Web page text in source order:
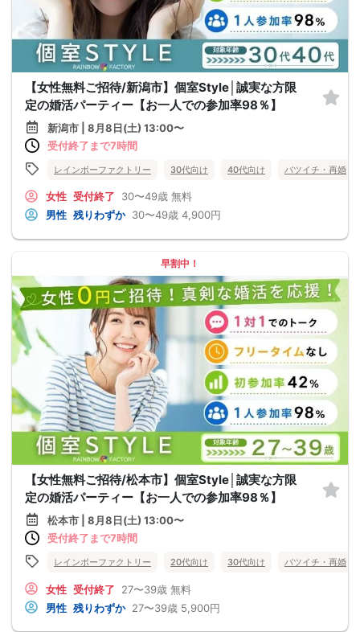
【女性無料ご招待/新潟市】個室Style│誠実な方限
定の婚活パーティー【お一人での参加率98％】
新潟市 | 8月8日(土) 13:00〜
受付終了まで7時間
レインボーファクトリー 30代向け 40代向け バツイチ・再婚
女性 受付終了 30〜49歳 無料
男性 残りわずか 30〜49歳 4,900円
早割中！
【女性無料ご招待/松本市】個室Style│誠実な方限
定の婚活パーティー【お一人での参加率98％】
松本市 | 8月8日(土) 13:00〜
受付終了まで7時間
レインボーファクトリー 20代向け 30代向け バツイチ・再婚
女性 受付終了 27〜39歳 無料
男性 残りわずか 27〜39歳 5,900円